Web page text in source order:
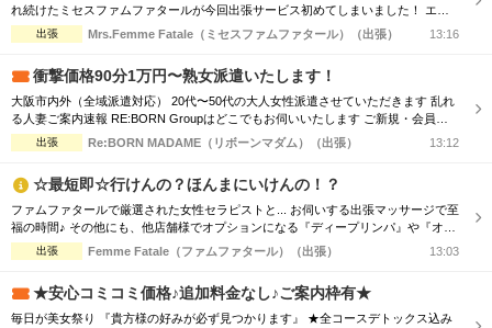
れ続けたミセスファムファタールが今回出張サービス初めてしまいました！ エリ
アによっては交通費の差が出ますので詳細はTELにてお伝えさせて頂きます。 90
分コース14000円 120分コース18000円 でのご案内☆ 是非この機会に一度お電話お
出張 Mrs.Femme Fatale（ミセスファムファタール）（出張） 13:16
衝撃価格90分1万円〜熟女派遣いたします！
大阪市内外（全域派遣対応） 20代〜50代の大人女性派遣させていただきます 乱れ
る人妻ご案内速報 RE:BORN Groupはどこでもお伺いいたします ご新規・会員様
と特典も盛り沢山 一度、お試しくださいませ RE:BORN Group 標準サービス スタ
ンダードコース内容 衣装 泡洗体 鼠蹊部ケア オイル増まし 20代後半か
出張 Re:BORN MADAME（リボーンマダム）（出張） 13:12
☆最短即☆行けんの？ほんまにいけんの！？
ファムファタールで厳選された女性セラピストと... お伺いする出張マッサージで至
福の時間♪ その他にも、他店舗様でオプションになる『ディープリンパ』や『オイ
ル増量』などメンズエステでは必須とも言えるサービスも当店では基本コースに含
まれております。 その為、「コース料金に+αで支払わなければお楽しみいただけ
をお過ごしください...
出張 Femme Fatale（ファムファタール）（出張） 13:03
★安心コミコミ価格♪追加料金なし♪ご案内枠有★
毎日が美女祭り 『貴方様の好みが必ず見つかります』 ★全コースデトックス込み